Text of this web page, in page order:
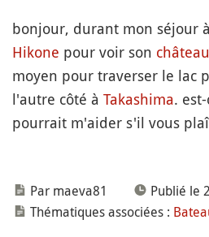
bonjour, durant mon séjour à
Hikone pour voir son château
moyen pour traverser le lac
l'autre côté à Takashima.
pourrait m'aider s'il vous
Par maeva81
Publié le
Thématiques associées :